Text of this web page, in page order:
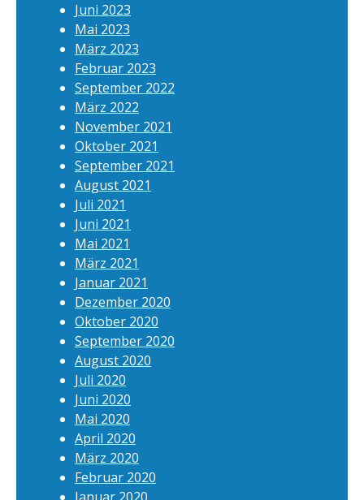
Juni 2023
Mai 2023
März 2023
Februar 2023
September 2022
März 2022
November 2021
Oktober 2021
September 2021
August 2021
Juli 2021
Juni 2021
Mai 2021
März 2021
Januar 2021
Dezember 2020
Oktober 2020
September 2020
August 2020
Juli 2020
Juni 2020
Mai 2020
April 2020
März 2020
Februar 2020